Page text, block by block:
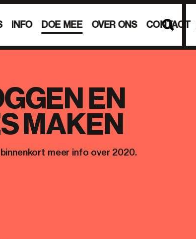
INFO DOE MEE OVER ONS CONTACT
EN
MAKEN
meer info over 2020.